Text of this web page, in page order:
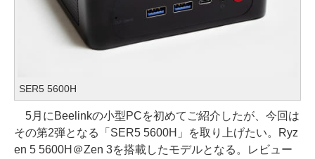
SER5 5600H
5月にBeelinkの小型PCを初めてご紹介したが、今回は
その第2弾となる「SER5 5600H」を取り上げたい。Ryz
en 5 5600H＠Zen 3を搭載したモデルとなる。レビュー